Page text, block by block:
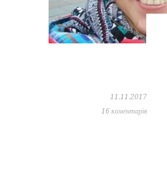
11.11.2017
16 коментарів